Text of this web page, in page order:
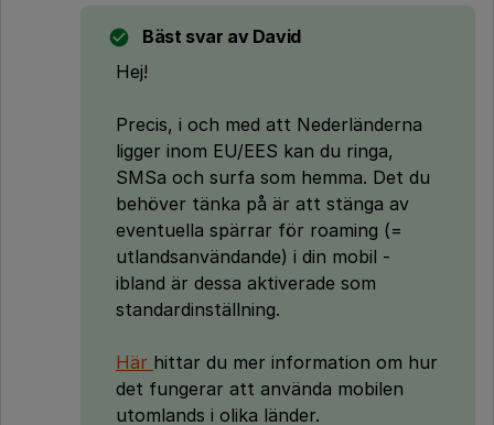
Bäst svar av David
Hej!
Precis, i och med att Nederländerna
ligger inom EU/EES kan du ringa,
SMSa och surfa som hemma. Det du
behöver tänka på är att stänga av
eventuella spärrar för roaming (=
utlandsanvändande) i din mobil -
ibland är dessa aktiverade som
standardinställning.
Här hittar du mer information om hur
det fungerar att använda mobilen
utomlands i olika länder.